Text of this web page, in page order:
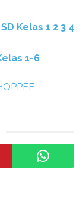
Kelas 1 2 3 4
1-6